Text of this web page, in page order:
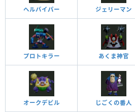
ヘルバイパー ジェリーマン
プロトキラー あくま神官
オークデビル じごくの番人